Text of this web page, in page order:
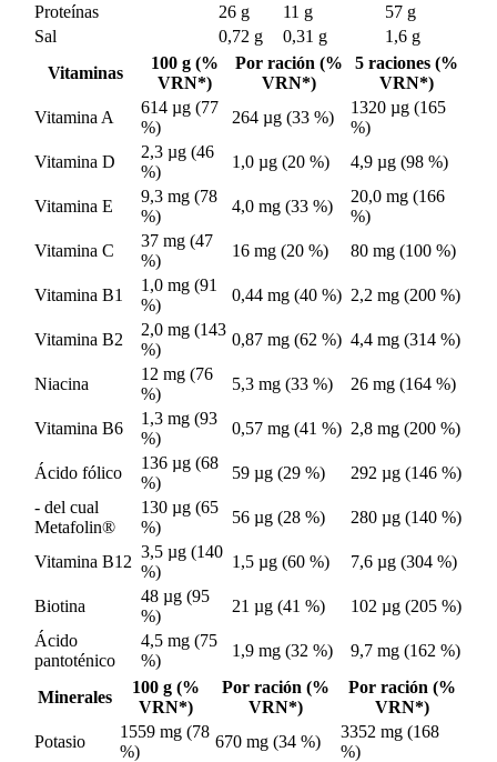
Proteínas
26 g 11 g
57 g
Sal
0,72 g 0,31 g
1,6 g
Vitaminas
100 g (%
VRN*)
Por ración (%
VRN*)
5 raciones (%
VRN*)
Vitamina A
614 µg (77
%)
264 µg (33 %)
1320 µg (165
%)
Vitamina D
2,3 µg (46
%)
1,0 µg (20 %) 4,9 µg (98 %)
Vitamina E
9,3 mg (78
%)
4,0 mg (33 %)
20,0 mg (166
%)
Vitamina C
37 mg (47
%)
16 mg (20 %) 80 mg (100 %)
Vitamina B1
1,0 mg (91
%)
0,44 mg (40 %) 2,2 mg (200 %)
Vitamina B2
2,0 mg (143
%)
0,87 mg (62 %) 4,4 mg (314 %)
Niacina
12 mg (76
%)
5,3 mg (33 %) 26 mg (164 %)
Vitamina B6
1,3 mg (93
%)
0,57 mg (41 %) 2,8 mg (200 %)
Ácido fólico
136 µg (68
%)
59 µg (29 %)
292 µg (146 %)
- del cual
Metafolin®
130 µg (65
%)
56 µg (28 %) 280 µg (140 %)
Vitamina B12
3,5 µg (140
%)
1,5 µg (60 %) 7,6 µg (304 %)
Biotina
48 µg (95
%)
21 µg (41 %)
102 µg (205 %)
Ácido
pantoténico
4,5 mg (75
%)
1,9 mg (32 %) 9,7 mg (162 %)
Minerales
100 g (%
VRN*)
Por ración (%
VRN*)
Por ración (%
VRN*)
Potasio
1559 mg (78
%)
670 mg (34 %)
3352 mg (168
%)